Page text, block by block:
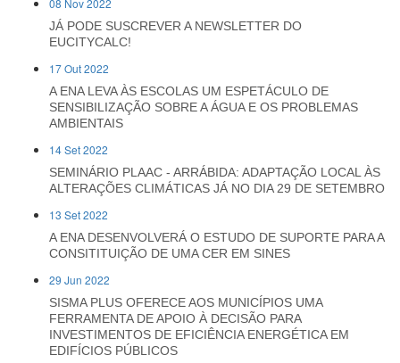
08 Nov 2022
JÁ PODE SUSCREVER A NEWSLETTER DO
EUCITYCALC!
17 Out 2022
A ENA LEVA ÀS ESCOLAS UM ESPETÁCULO DE
SENSIBILIZAÇÃO SOBRE A ÁGUA E OS PROBLEMAS
AMBIENTAIS
14 Set 2022
SEMINÁRIO PLAAC - ARRÁBIDA: ADAPTAÇÃO LOCAL ÀS
ALTERAÇÕES CLIMÁTICAS JÁ NO DIA 29 DE SETEMBRO
13 Set 2022
A ENA DESENVOLVERÁ O ESTUDO DE SUPORTE PARA A
CONSITITUIÇÃO DE UMA CER EM SINES
29 Jun 2022
SISMA PLUS OFERECE AOS MUNICÍPIOS UMA
FERRAMENTA DE APOIO À DECISÃO PARA
INVESTIMENTOS DE EFICIÊNCIA ENERGÉTICA EM
EDIFÍCIOS PÚBLICOS